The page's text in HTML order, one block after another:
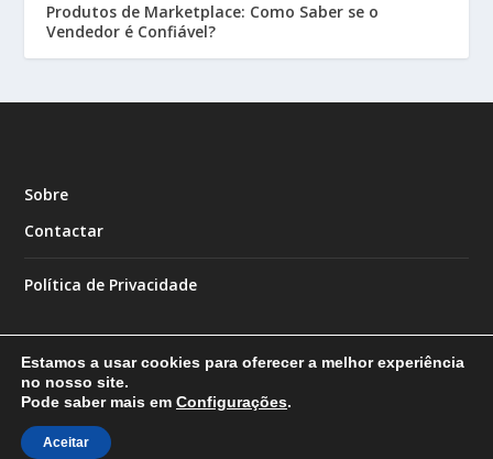
Produtos de Marketplace: Como Saber se o
Vendedor é Confiável?
Sobre
Contactar
Política de Privacidade
Designed by
Estamos a usar cookies para oferecer a melhor experiência
no nosso site.
Pode saber mais em Configurações.
Aceitar